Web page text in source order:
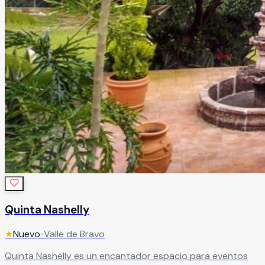
Quinta Nashelly
★Nuevo•Valle de Bravo
Quinta Nashelly es un encantador espacio para eventos